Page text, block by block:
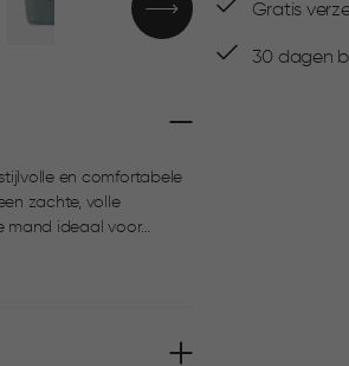
Gratis
30 dagen
en comfortabele
zachte, volle
maken hem